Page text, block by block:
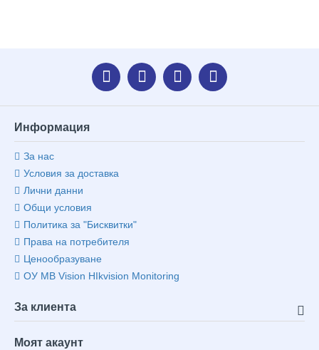
Информация
За нас
Условия за доставка
Лични данни
Общи условия
Политика за "Бисквитки"
Права на потребителя
Ценообразуване
ОУ MB Vision HIkvision Monitoring
За клиента
Моят акаунт